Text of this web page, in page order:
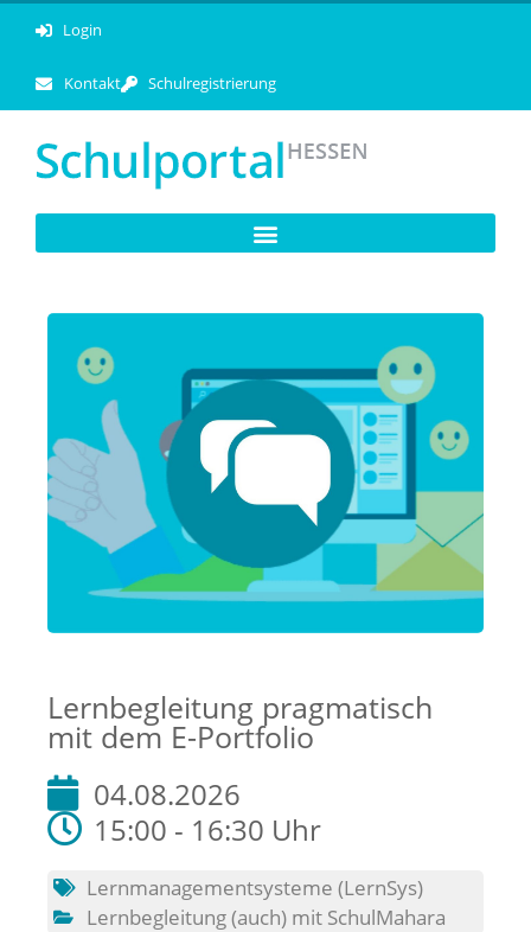
Login
Kontakt Schulregistrierung
Lernbegleitung pragmatisch
mit dem E-Portfolio
04.08.2026
15:00 - 16:30 Uhr
Lernmanagementsysteme (LernSys)
Lernbegleitung (auch) mit SchulMahara